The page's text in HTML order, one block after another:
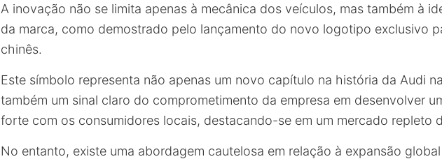
A inovação não se limita apenas à mecânica dos veículos, mas também à
da marca, como demostrado pelo lançamento do novo logotipo exclusivo
chinês.
Este símbolo representa não apenas um novo capítulo na história da Audi
também um sinal claro do comprometimento da empresa em desenvolver
forte com os consumidores locais, destacando-se em um mercado repleto
No entanto, existe uma abordagem cautelosa em relação à expansão